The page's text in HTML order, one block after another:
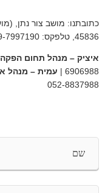
45836, טלפקס: 09-7997190, Email:
איציק – מנהל תחום
6906988
| עמית – מנהל
052-8837988